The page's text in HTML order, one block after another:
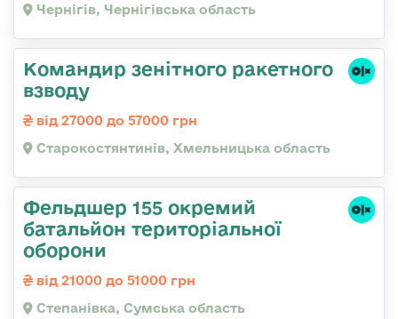
Чернігів, Чернігівська область
Командир зенітного ракетного
взводу
від 27000 до 57000 грн
Старокостянтинів, Хмельницька область
Фельдшер 155 окремий
батальйон територіальної
оборони
від 21000 до 51000 грн
Степанівка, Сумська область